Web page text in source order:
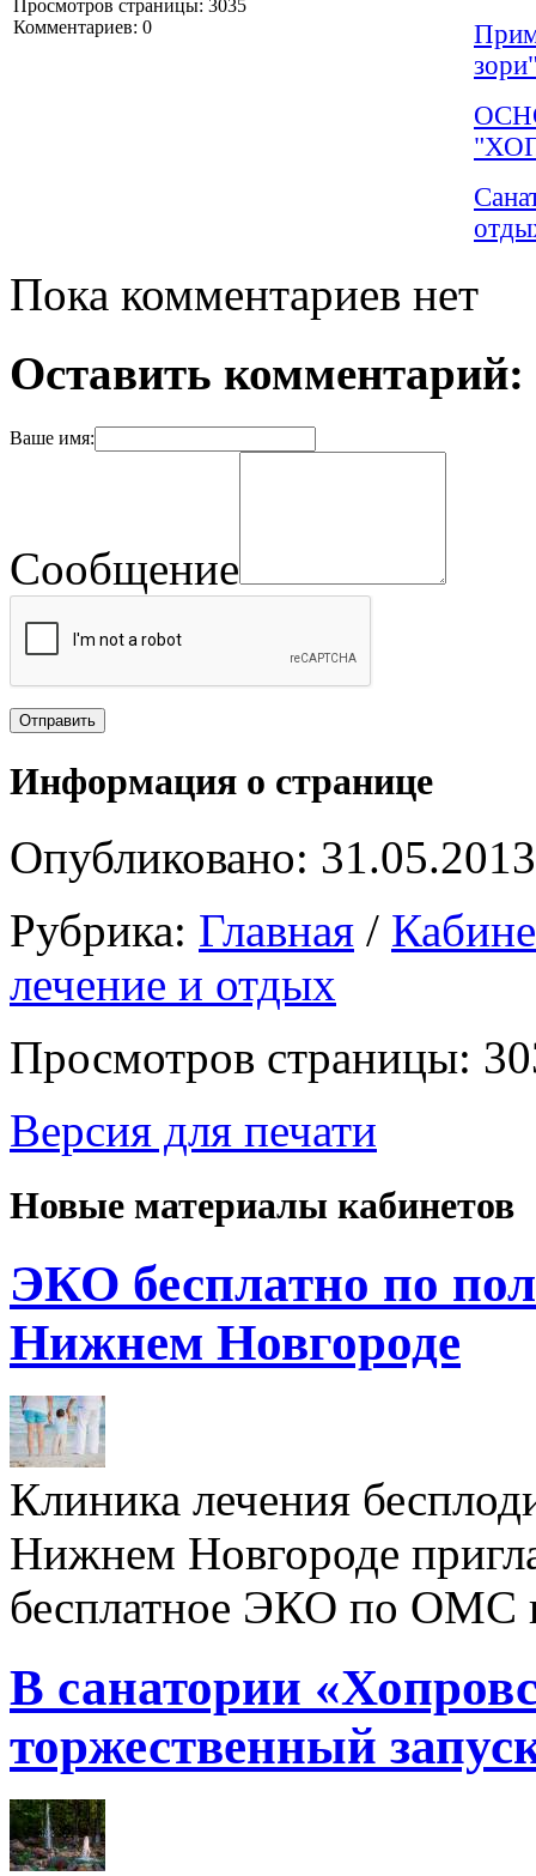
Просмотров страницы: 3035
Комментариев: 0
Пока комментариев нет
Оставить комментарий:
Ваше имя:
Сообщение
Информация о странице
Опубликовано: 31.05.2013
Рубрика: Главная /
лечение и отдых
Просмотров страницы:
Версия для печати
Новые материалы кабинетов
ЭКО бесплатно по
Нижнем Новгороде
Клиника лечения
Нижнем Новгороде
бесплатное ЭКО по ОМС
В санатории
торжественный